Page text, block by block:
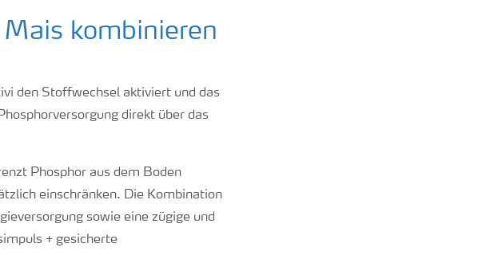
kombinieren
den Stoffwechsel aktiviert und das
direkt über das
Phosphor aus dem Boden
einschränken. Die Kombination
sowie eine zügige und
+ gesicherte